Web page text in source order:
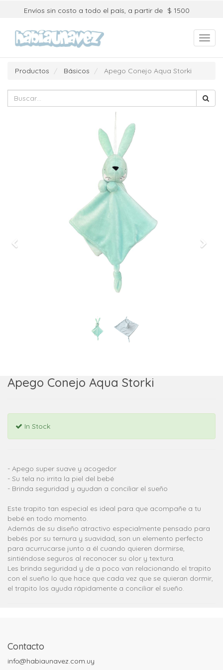
Envíos sin costo a todo el país, a partir de $ 1500
Productos Básicos Apego Conejo Aqua Storki
Next
Apego Conejo Aqua Storki
In Stock
- Apego super suave y acogedor
- Su tela no irrita la piel del bebé
- Brinda seguridad y ayudan a conciliar el sueño
Este trapito tan especial es ideal para que acompañe a tu
bebé en todo momento.
Además de su diseño atractivo especialmente pensado para
bebés por su ternura y suavidad, son un elemento perfecto
para acurrucarse junto a él cuando quieren dormirse,
sintiéndose seguros al reconocer su olor y textura.
Les brinda seguridad y de a poco van relacionando el trapito
con el sueño lo que hace que cada vez que se quieran dormir,
el trapito los ayuda rápidamente a conciliar el sueño.
Contacto
info@habiaunavez.com.uy